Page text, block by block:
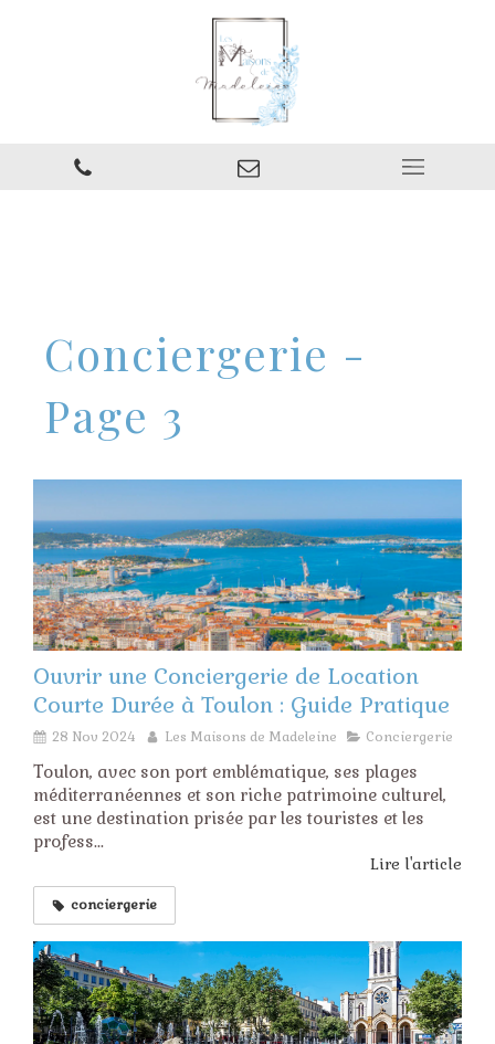
Conciergerie -
Page 3
Ouvrir une Conciergerie de Location
Courte Durée à Toulon : Guide Pratique
28 Nov 2024 Les Maisons de Madeleine Conciergerie
Toulon, avec son port emblématique, ses plages
méditerranéennes et son riche patrimoine culturel,
est une destination prisée par les touristes et les
profess...
Lire l'article
conciergerie